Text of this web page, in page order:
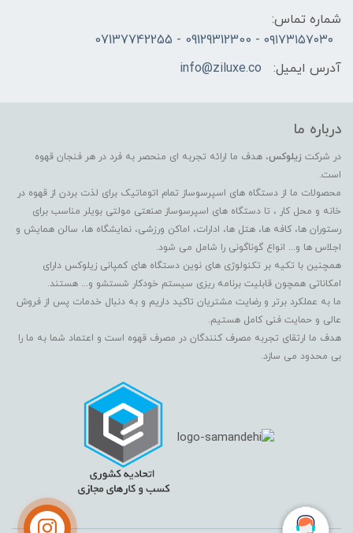
شماره تماس:
۰۹۱۷۳۱۵۷۰۳۰ - 09129312300 - 07137742255
آدرس ایمیل:
info@ziluxe.co
درباره ما
در شرکت زیلوکس، هدف ما ارائه تجربه ای منحصر به فرد در هر فنجان قهوه
است.
محصولات ما از دستگاه های اسپرسوساز تمام اتوماتیک برای لذت بردن از قهوه در
خانه و محل کار ، تا دستگاه های اسپرسوساز صنعتی مولتی بویلر مناسب برای
رستوران ها، کافه ها، هتل ها، ادارات، اماکن ورزشی، نمایشگاه ها، سالن همایش و
اجلاس ها و... انواع گوناگونی را شامل می شود.
همچنین با تکیه بر تکنولوژی های نوین دستگاه های کمپانی زیلوکس دارای
امکاناتی همچون قابلیت برنامه ریزی سیستم خودکار شستشو و... هستند.
ما به عملکرد برتر و رضایت مشتریان تاکید داریم و به دنبال خدمات پس از فروش
عالی و حمایت فنی کامل هستیم.
هدف ما ارتقای تجربه مصرف کنندگان در مصرف قهوه است و اعتماد شما به ما را
بی محدود می سازد.